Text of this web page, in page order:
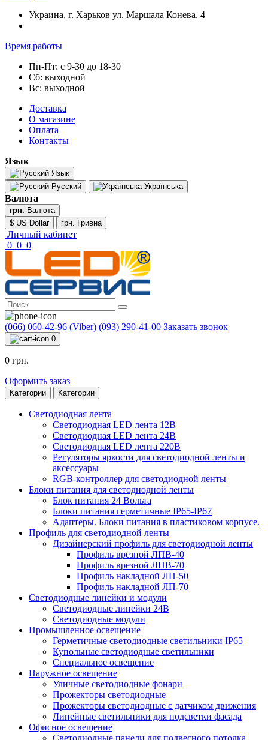
Украина, г. Харьков ул. Маршала Конева, 4
Время работы
Пн-Пт: с 9-30 до 18-30
Сб: выходной
Вс: выходной
Доставка
О магазине
Оплата
Контакты
Язык
Язык
Русский
Українська
Валюта
грн. Валюта
$ US Dollar
грн. Гривна
Личный кабинет
0 0 0
(066) 060-42-96 (Viber) (093) 290-41-00 Заказать звонок
0
0 грн.
Оформить заказ
Категории Категории
Светодиодная лента
Светодиодная LED лента 12В
Светодиодная LED лента 24В
Светодиодная LED лента 220В
Регуляторы яркости для светодиодной ленты и
аксессуары
RGB-контроллер для светодиодной ленты
Блоки питания для светодиодной ленты
Блок питания 24 Вольта
Блоки питания герметичные IP65-IP67
Адаптеры. Блоки питания в пластиковом корпусе.
Профиль для светодиодной ленты
Дизайнерский профиль для светодиодной ленты
Профиль врезной ЛПВ-40
Профиль врезной ЛПВ-70
Профиль накладной ЛП-50
Профиль накладной ЛП-70
Светодиодные линейки и модули
Светодиодные линейки 24В
Светодиодные модули
Промышленное освещение
Герметичные светодиодные светильники IP65
Купольные светодиодные светильники
Специальное освещение
Наружное освещение
Уличные светодиодные фонари
Прожекторы светодиодные
Прожекторы светодиодные с датчиком движения
Линейные светильники для подсветки фасада
Офисное освещение
Cветодиодные панели для подвесного потолка